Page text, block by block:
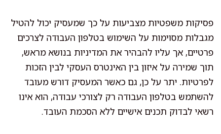
פסיקות משפטיות מצביעות על כך שמעסיק יכול להטיל
מגבלות מסוימות על השימוש בטלפון העבודה לצרכים
פרטיים, אך עליו להבהיר את המדיניות בנושא מראש,
תוך שמירה על איזון בין האינטרס העסקי לבין הזכות
לפרטיות. יתר על כן, גם כאשר המעסיק דורש מעובד
להשתמש בטלפון העבודה רק לצורכי עבודה, הוא אינו
רשאי לבדוק תכנים אישיים ללא הסכמת העובד.